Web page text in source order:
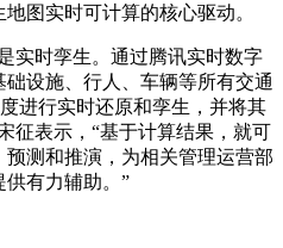
图实时可计算的核心驱动。
实时孪生。通过腾讯实时数字
设施、行人、车辆等所有交通
进行实时还原和孪生，并将其
征表示，“基于计算结果，就可
测和推演，为相关管理运营部
供有力辅助。”